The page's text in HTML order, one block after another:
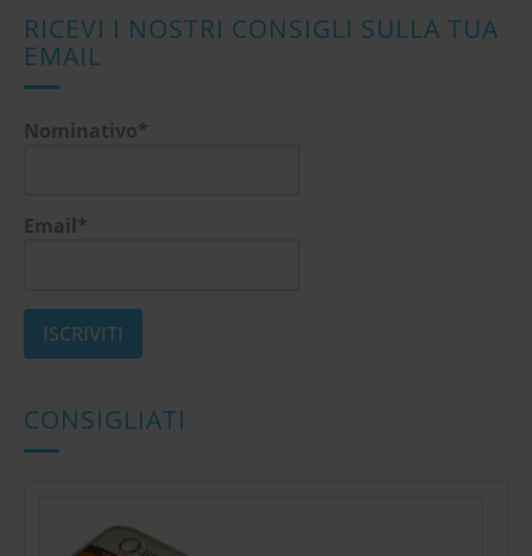
RICEVI I NOSTRI CONSIGLI SULLA TUA
EMAIL
Nominativo*
Email*
CONSIGLIATI